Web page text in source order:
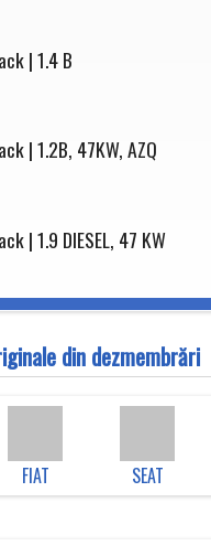
| 1.4 B
| 1.2B, 47KW, AZQ
| 1.9 DIESEL, 47 KW
din dezmembrări
FIAT SEAT